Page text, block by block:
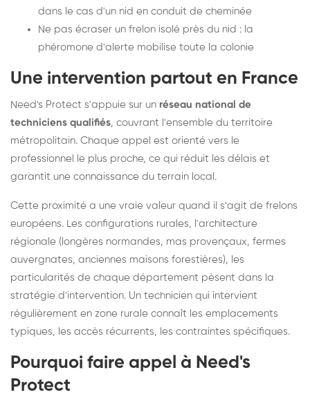
dans le cas d'un nid en conduit de cheminée
Ne pas écraser un frelon isolé près du nid : la
phéromone d'alerte mobilise toute la colonie
Une intervention partout en France
Need's Protect s'appuie sur un réseau national de
techniciens qualifiés, couvrant l'ensemble du territoire
métropolitain. Chaque appel est orienté vers le
professionnel le plus proche, ce qui réduit les délais et
garantit une connaissance du terrain local.
Cette proximité a une vraie valeur quand il s'agit de frelons
européens. Les configurations rurales, l'architecture
régionale (longères normandes, mas provençaux, fermes
auvergnates, anciennes maisons forestières), les
particularités de chaque département pèsent dans la
stratégie d'intervention. Un technicien qui intervient
régulièrement en zone rurale connaît les emplacements
typiques, les accès récurrents, les contraintes spécifiques.
Pourquoi faire appel à Need's
Protect